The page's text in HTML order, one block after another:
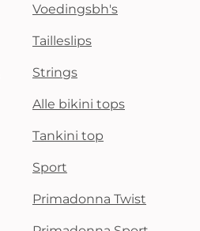
Voedingsbh's
Tailleslips
Strings
Alle bikini tops
Tankini top
Sport
Primadonna Twist